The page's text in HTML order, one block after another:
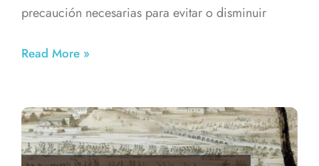
precaución necesarias para evitar o disminuir
Read More »